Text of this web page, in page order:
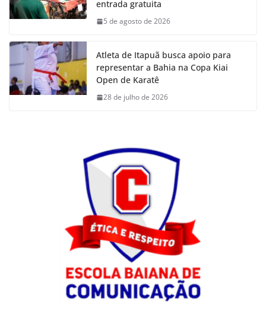
entrada gratuita
5 de agosto de 2026
Atleta de Itapuã busca apoio para
representar a Bahia na Copa Kiai
Open de Karatê
28 de julho de 2026